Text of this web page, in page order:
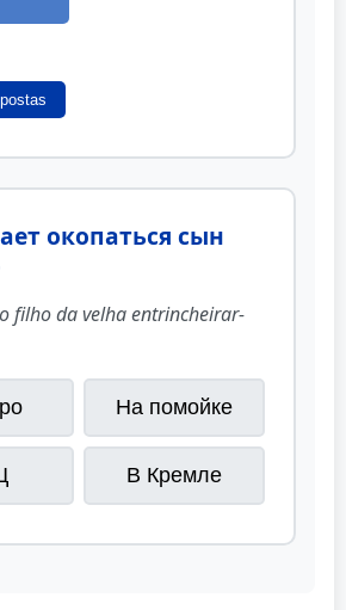
окопаться сын
filho da velha entrincheirar-
На помойке
В Кремле